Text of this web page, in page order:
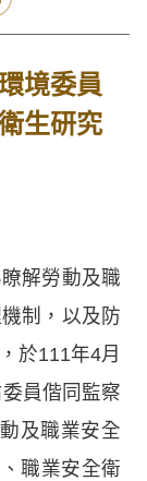
境委員
生研究
解勞動及職
制，以及防
於111年4月
員偕同監察
及職業安全
職業安全衛